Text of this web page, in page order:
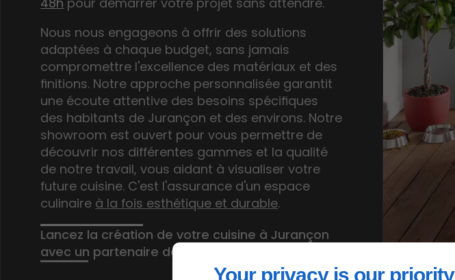
Your privacy is our priority
Nous nous engageons à offrir des solutions
adaptées à chaque budget, sans jamais
compromettre l'excellence des matériaux et des
finitions. Notre approche personnalisée garantit
une écoute attentive des besoins spécifiques
des habitants de Jurançon et des environs. Notre
showroom est ouvert pour vous permettre de
découvrir nos différentes gammes et la qualité
de notre travail, vous aidant à visualiser votre
future cuisine. C'est l'assurance d'un espace
culinaire à la fois esthétique et durable.
Lancez la création de votre cuisine à Jurançon
avec un partenaire de confiance.